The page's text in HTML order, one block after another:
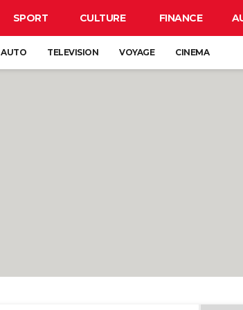
SPORT CULTURE FINANCE
AUTO TELEVISION VOYAGE CINEMA